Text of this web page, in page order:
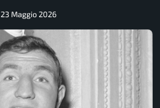
23 Maggio 2026